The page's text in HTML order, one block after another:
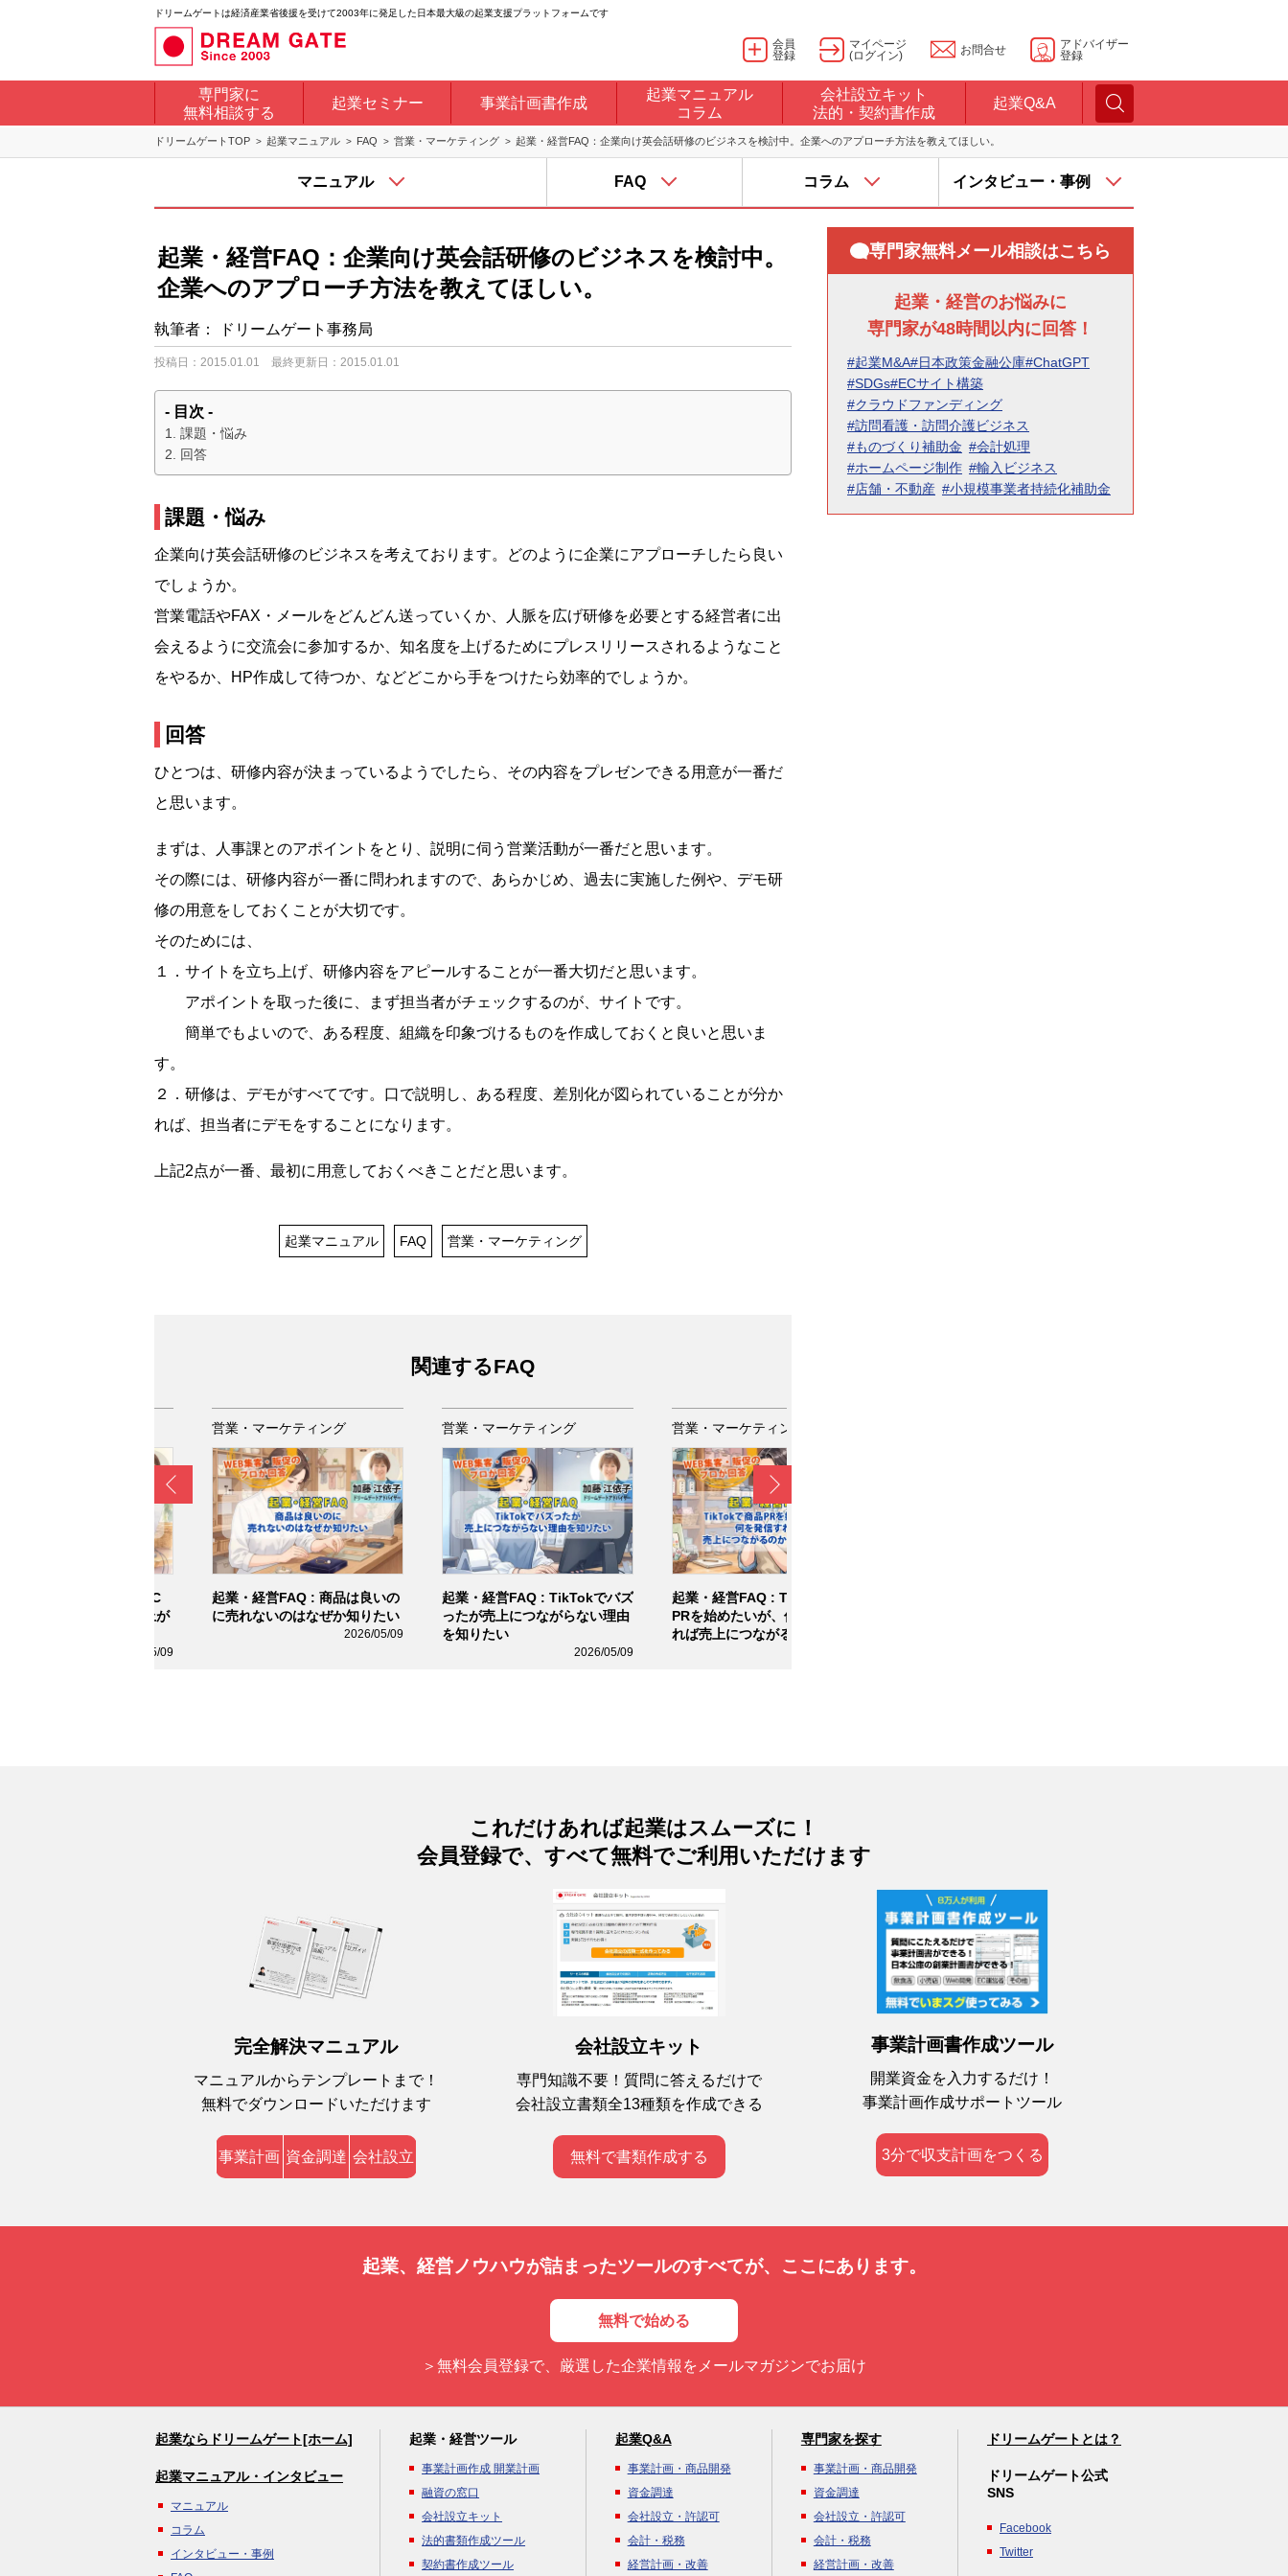
ドリームゲートは経済産業省後援を受けて2003年に発足した日本最大級の起業支援プラットフォームです
会員
登録
マイページ
(ログイン)
お問合せ
アドバイザー
登録
専門家に
無料相談する
起業セミナー 事業計画書作成
起業マニュアル
コラム
会社設立キット
法的・契約書作成
起業Q&A
ドリームゲートTOP 起業マニュアル FAQ 営業・マーケティング 起業・経営FAQ：企業向け英会話研修のビジネスを検討中。企業へのアプローチ方法を教えてほしい。
マニュアル FAQ コラム インタビュー・事例
起業・経営FAQ：企業向け英会話研修のビジネスを検討中。
企業へのアプローチ方法を教えてほしい。
執筆者： ドリームゲート事務局
投稿日：2015.01.01 最終更新日：2015.01.01
- 目次 -
課題・悩み
回答
課題・悩み
企業向け英会話研修のビジネスを考えております。どのように企業にアプローチしたら良い
でしょうか。
営業電話やFAX・メールをどんどん送っていくか、人脈を広げ研修を必要とする経営者に出
会えるように交流会に参加するか、知名度を上げるためにプレスリリースされるようなこと
をやるか、HP作成して待つか、などどこから手をつけたら効率的でしょうか。
回答
ひとつは、研修内容が決まっているようでしたら、その内容をプレゼンできる用意が一番だ
と思います。
まずは、人事課とのアポイントをとり、説明に伺う営業活動が一番だと思います。
その際には、研修内容が一番に問われますので、あらかじめ、過去に実施した例や、デモ研
修の用意をしておくことが大切です。
そのためには、
１．サイトを立ち上げ、研修内容をアピールすることが一番大切だと思います。
アポイントを取った後に、まず担当者がチェックするのが、サイトです。
簡単でもよいので、ある程度、組織を印象づけるものを作成しておくと良いと思いま
す。
２．研修は、デモがすべてです。口で説明し、ある程度、差別化が図られていることが分か
れば、担当者にデモをすることになります。
上記2点が一番、最初に用意しておくべきことだと思います。
起業マニュアル FAQ 営業・マーケティング
関連するFAQ
・経営FAQ : 小売業でEC
をどう連携すれば売上が
2026/05/09
営業・マーケティング
起業・経営FAQ : 商品は良いの
に売れないのはなぜか知りたい
2026/05/09
営業・マーケティング
起業・経営FAQ : TikTokでバズ
ったが売上につながらない理由
を知りたい
2026/05/09
営業・マーケティング
起業・経営FAQ : TikTokで商品
PRを始めたいが、何を発信す
れば売上につながるのか分から
Prev
専門家無料メール相談はこちら
起業・経営のお悩みに
専門家が48時間以内に回答！
#起業M&A#日本政策金融公庫#ChatGPT
#SDGs#ECサイト構築
#クラウドファンディング
#訪問看護・訪問介護ビジネス
#ものづくり補助金 #会計処理
#ホームページ制作 #輸入ビジネス
#店舗・不動産 #小規模事業者持続化補助金
これだけあれば起業はスムーズに！
会員登録で、すべて無料でご利用いただけます
完全解決マニュアル
マニュアルからテンプレートまで！
無料でダウンロードいただけます
事業計画 資金調達 会社設立
会社設立キット
専門知識不要！質問に答えるだけで
会社設立書類全13種類を作成できる
無料で書類作成する
事業計画書作成ツール
開業資金を入力するだけ！
事業計画作成サポートツール
3分で収支計画をつくる
起業、経営ノウハウが詰まったツールのすべてが、 ここにあります。
無料で始める
＞無料会員登録で、厳選した企業情報をメールマガジンでお届け
起業ならドリームゲート[ホーム]
起業マニュアル・インタビュー
マニュアル
コラム
インタビュー・事例
起業・経営ツール
事業計画作成 開業計画
融資の窓口
会社設立キット
法的書類作成ツール
契約書作成ツール
起業Q&A
事業計画・商品開発
資金調達
会社設立・許認可
会計・税務
経営計画・改善
専門家を探す
事業計画・商品開発
資金調達
会社設立・許認可
会計・税務
経営計画・改善
ドリームゲートとは？
ドリームゲート公式
SNS
Facebook
Twitter